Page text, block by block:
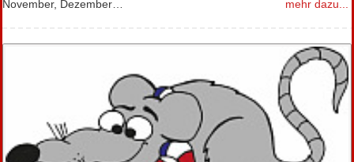
November, Dezember…
mehr dazu...